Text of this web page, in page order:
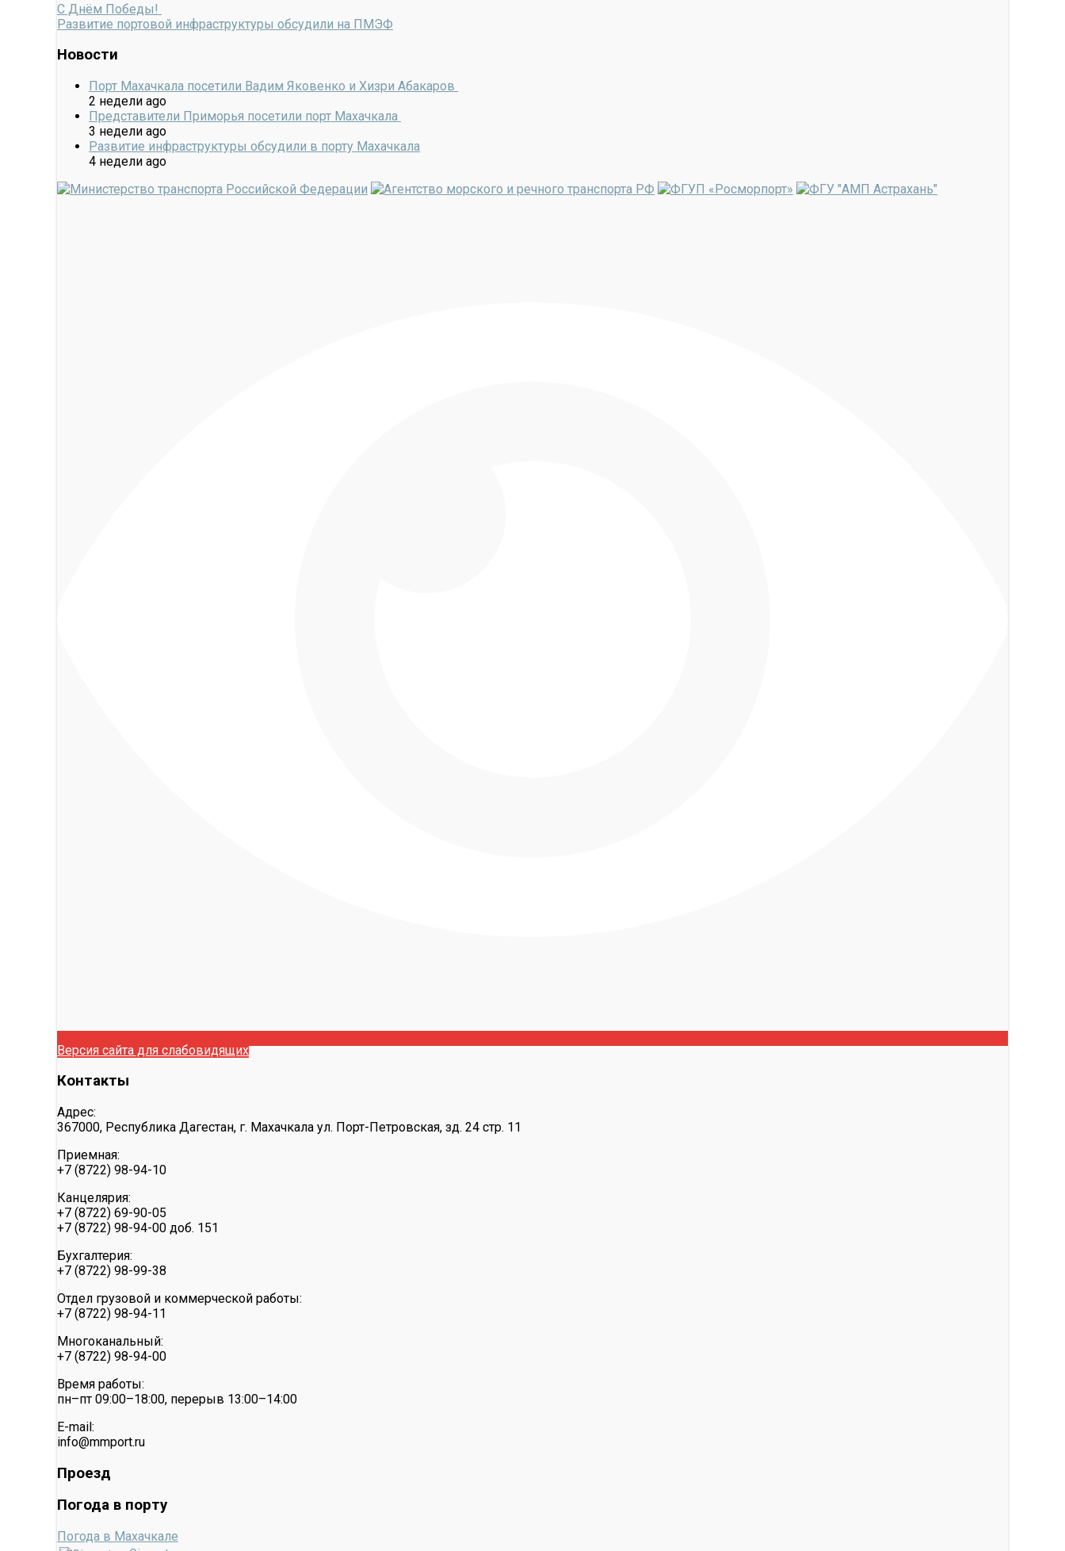
С Днём Победы!
Развитие портовой инфраструктуры обсудили на ПМЭФ
Новости
Порт Махачкала посетили Вадим Яковенко и Хизри Абакаров
2 недели ago
Представители Приморья посетили порт Махачкала
3 недели ago
Развитие инфраструктуры обсудили в порту Махачкала
4 недели ago
Версия сайта для слабовидящих
Контакты
Адрес:
367000, Республика Дагестан, г. Махачкала ул. Порт-Петровская, зд. 24 стр. 11
Приемная:
+7 (8722) 98-94-10
Канцелярия:
+7 (8722) 69-90-05
+7 (8722) 98-94-00 доб. 151
Бухгалтерия:
+7 (8722) 98-99-38
Отдел грузовой и коммерческой работы:
+7 (8722) 98-94-11
Многоканальный:
+7 (8722) 98-94-00
Время работы:
пн–пт 09:00–18:00, перерыв 13:00–14:00
E-mail:
info@mmport.ru
Проезд
Погода в порту
Погода в Махачкале